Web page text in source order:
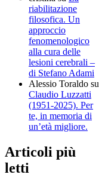
riabilitazione
filosofica. Un
approccio
fenomenologico
alla cura delle
lesioni cerebrali –
di Stefano Adami
Alessio Toraldo su
Claudio Luzzatti
(1951-2025). Per
te, in memoria di
un’età migliore.
Articoli più
letti